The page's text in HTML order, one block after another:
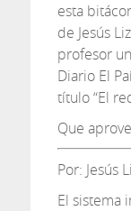
esta
de Jesús
profesor
Diario El
título “El
Que
Por: Jesús
El sistema